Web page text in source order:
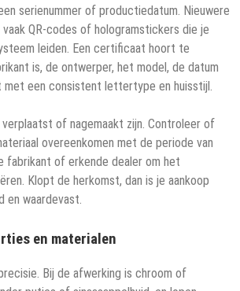
serienummer of productiedatum. Nieuwere
QR-codes of hologramstickers die je
leiden. Een certificaat hoort te
is, de ontwerper, het model, de datum
met een consistent lettertype en huisstijl.
verplaatst of nagemaakt zijn. Controleer of
overeenkomen met de periode van
fabrikant of erkende dealer om het
Klopt de herkomst, dan is je aankoop
en waardevast.
en materialen
Bij de afwerking is chroom of